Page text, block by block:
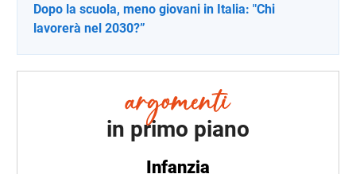
Dopo la scuola, meno giovani in Italia: "Chi
lavorerà nel 2030?”
in primo piano
Infanzia